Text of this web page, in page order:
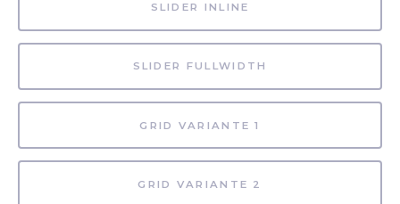
SLIDER INLINE
SLIDER FULLWIDTH
GRID VARIANTE 1
GRID VARIANTE 2